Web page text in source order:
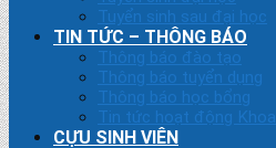
Tuyển sinh sau đại học
TIN TỨC – THÔNG BÁO
Thông báo đào tạo
Thông báo tuyển dụng
Thông báo học bổng
Tin tức hoạt động Khoa
CỰU SINH VIÊN